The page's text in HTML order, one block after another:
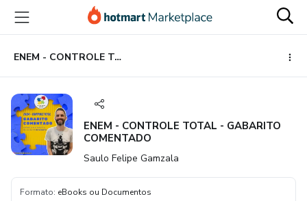
para
conteúdo
principal
para
pagamento
para
rodapé
ENEM - CONTROLE TOTAL - GABARITO COMENTADO
ENEM - CONTROLE TOTAL - GABARITO
COMENTADO
Saulo Felipe Gamzala
Formato: eBooks ou Documentos